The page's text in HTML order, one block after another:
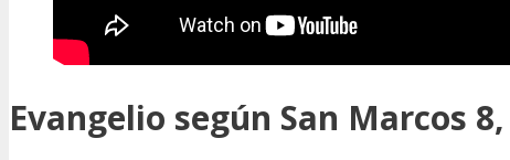
Evangelio según San Marcos